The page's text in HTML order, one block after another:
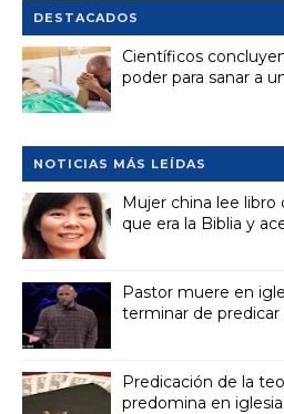
DESTACADOS
Científicos
poder para sanar a
NOTICIAS MÁS LEÍDAS
Mujer china lee libro
que era la Biblia y
Pastor muere en
terminar de predicar
Predicación de la
predomina en